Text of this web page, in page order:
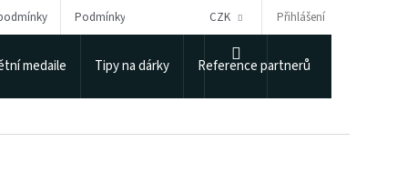
Podmínky ochrany osobních údajů Puncovní úřad
CZK Přihlášení
medaile Tipy na dárky Reference partnerů